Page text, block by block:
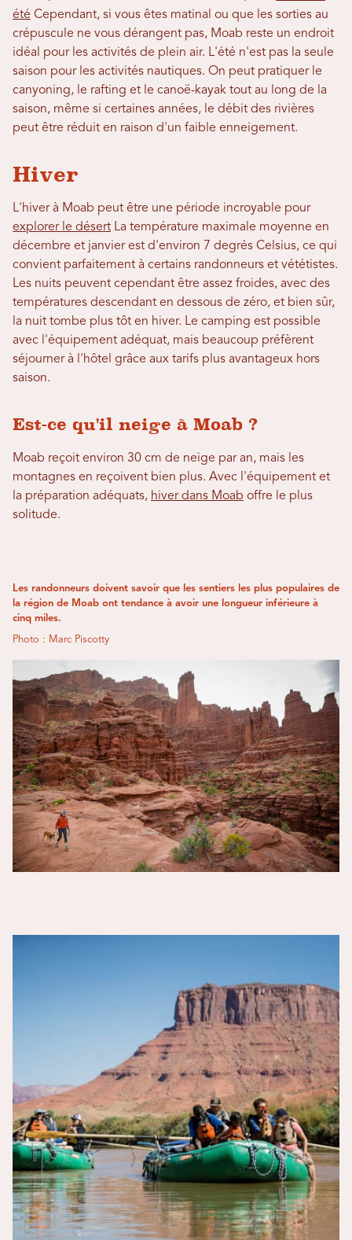
été Cependant, si vous êtes matinal ou que les sorties au
crépuscule ne vous dérangent pas, Moab reste un endroit
idéal pour les activités de plein air. L'été n'est pas la seule
saison pour les activités nautiques. On peut pratiquer le
canyoning, le rafting et le canoë-kayak tout au long de la
saison, même si certaines années, le débit des rivières
peut être réduit en raison d'un faible enneigement.
Hiver
L'hiver à Moab peut être une période incroyable pour
explorer le désert La température maximale moyenne en
décembre et janvier est d'environ 7 degrés Celsius, ce qui
convient parfaitement à certains randonneurs et vététistes.
Les nuits peuvent cependant être assez froides, avec des
températures descendant en dessous de zéro, et bien sûr,
la nuit tombe plus tôt en hiver. Le camping est possible
avec l'équipement adéquat, mais beaucoup préfèrent
séjourner à l'hôtel grâce aux tarifs plus avantageux hors
saison.
Est-ce qu'il neige à Moab ?
Moab reçoit environ 30 cm de neige par an, mais les
montagnes en reçoivent bien plus. Avec l'équipement et
la préparation adéquats, hiver dans Moab offre le plus
solitude.
Les randonneurs doivent savoir que les sentiers les plus populaires de
la région de Moab ont tendance à avoir une longueur inférieure à
cinq miles.
Photo : Marc Piscotty